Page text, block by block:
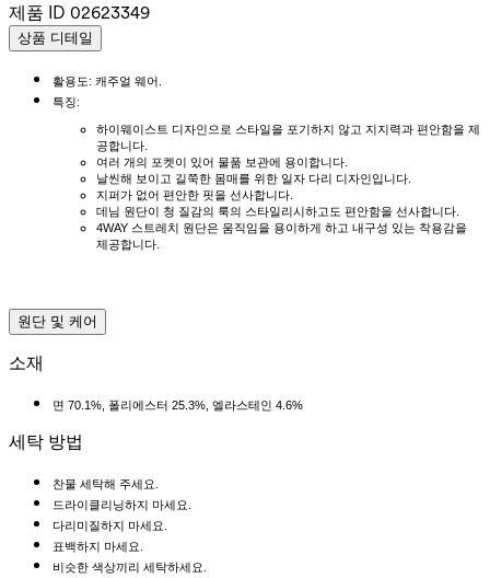
제품 ID 02623349
상품 디테일
활용도: 캐주얼 웨어.
특징:
하이웨이스트 디자인으로 스타일을 포기하지 않고 지지력과 편안함을 제
공합니다.
여러 개의 포켓이 있어 물품 보관에 용이합니다.
날씬해 보이고 길쭉한 몸매를 위한 일자 다리 디자인입니다.
지퍼가 없어 편안한 핏을 선사합니다.
데님 원단이 청 질감의 룩의 스타일리시하고도 편안함을 선사합니다.
4WAY 스트레치 원단은 움직임을 용이하게 하고 내구성 있는 착용감을
제공합니다.
원단 및 케어
소재
면 70.1%, 폴리에스터 25.3%, 엘라스테인 4.6%
세탁 방법
찬물 세탁해 주세요.
드라이클리닝하지 마세요.
다리미질하지 마세요.
표백하지 마세요.
비슷한 색상끼리 세탁하세요.